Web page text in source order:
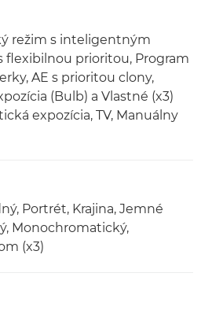
režim s inteligentným
flexibilnou prioritou, Program
AE s prioritou clony,
(Bulb) a Vlastné (x3)
expozícia, TV, Manuálny
Portrét, Krajina, Jemné
Monochromatický,
(x3)